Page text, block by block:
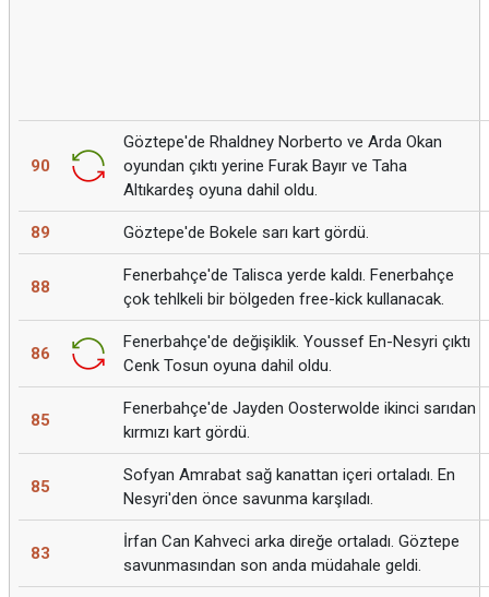
90
Göztepe'de Rhaldney Norberto ve Arda Okan
oyundan çıktı yerine Furak Bayır ve Taha
Altıkardeş oyuna dahil oldu.
89 Göztepe'de Bokele sarı kart gördü.
88
Fenerbahçe'de Talisca yerde kaldı. Fenerbahçe
çok tehlkeli bir bölgeden free-kick kullanacak.
86
Fenerbahçe'de değişiklik. Youssef En-Nesyri çıktı
Cenk Tosun oyuna dahil oldu.
85
Fenerbahçe'de Jayden Oosterwolde ikinci sarıdan
kırmızı kart gördü.
85
Sofyan Amrabat sağ kanattan içeri ortaladı. En
Nesyri'den önce savunma karşıladı.
83
İrfan Can Kahveci arka direğe ortaladı. Göztepe
savunmasından son anda müdahale geldi.